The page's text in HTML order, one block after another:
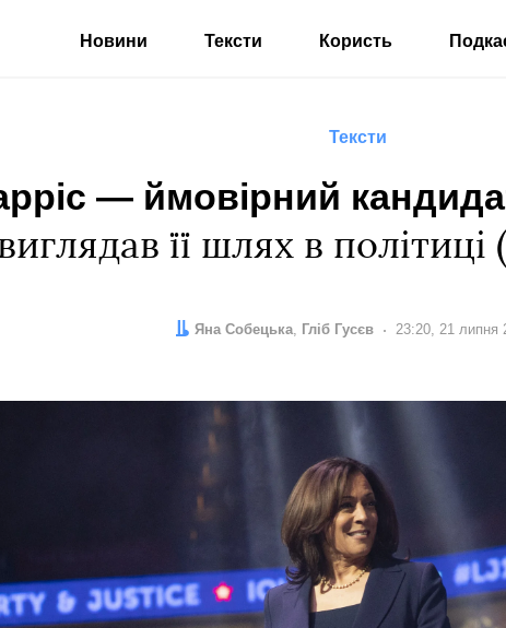
Новини Тексти Користь
Тексти
— ймовірний
її шлях в політиці
Автор:
Яна Собецька
Редактор: Гліб Гусєв Дата:
23:20, 21 липня